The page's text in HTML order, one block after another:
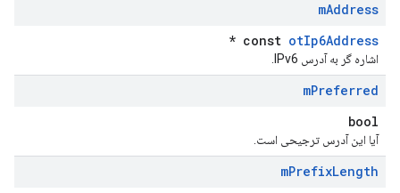
mAddress
const otIp6Address
*
اشاره گر به آدرس IPv6.
mPreferred
bool
آیا این آدرس ترجیحی است.
mPrefixLength